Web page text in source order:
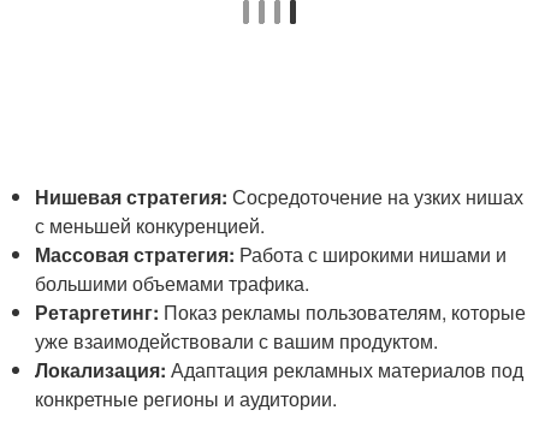
Нишевая стратегия: Сосредоточение на узких нишах
с меньшей конкуренцией.
Массовая стратегия: Работа с широкими нишами и
большими объемами трафика.
Ретаргетинг: Показ рекламы пользователям, которые
уже взаимодействовали с вашим продуктом.
Локализация: Адаптация рекламных материалов под
конкретные регионы и аудитории.